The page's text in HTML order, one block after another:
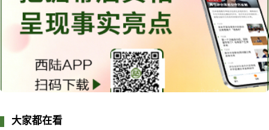
大家都在看